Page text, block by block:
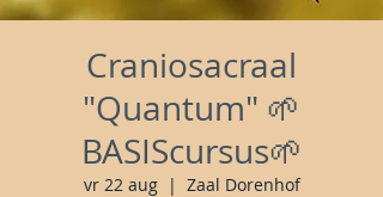
Craniosacraal
"Quantum" 🌱
BASIScursus🌱
vr 22 aug
  |
Zaal Dorenhof